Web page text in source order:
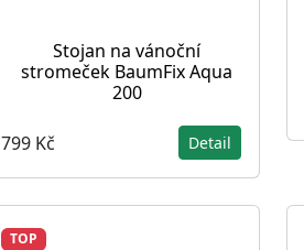
Stojan na vánoční
stromeček BaumFix Aqua
200
799 Kč Detail
TOP